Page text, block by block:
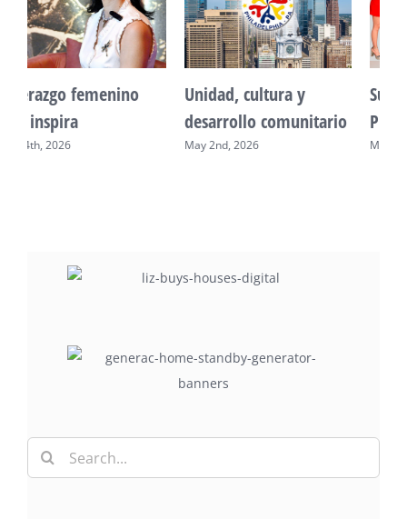
Unidad, cultura y
desarrollo comunitario
May 2nd, 2026
Sueño venezolano en
Philadelphia
May 7th, 2026
Search
for: